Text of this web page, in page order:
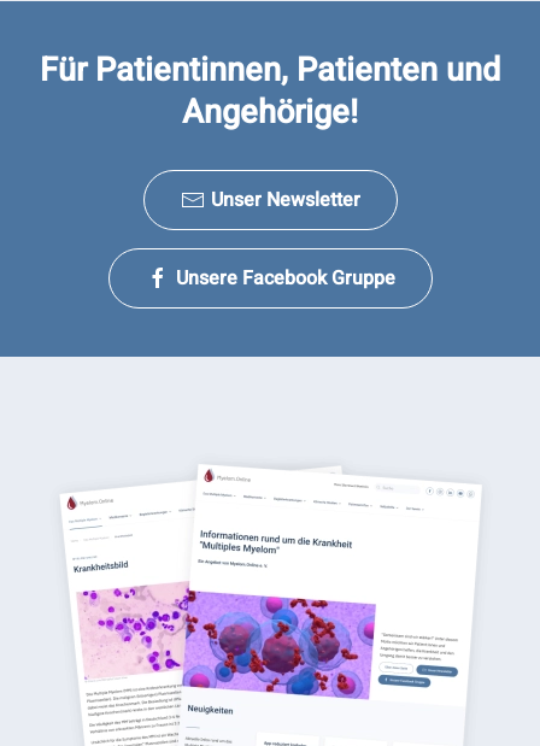
Für Patientinnen, Patienten und
Angehörige!
Unser Newsletter
Unsere Facebook Gruppe